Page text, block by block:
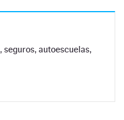
autoescuelas,